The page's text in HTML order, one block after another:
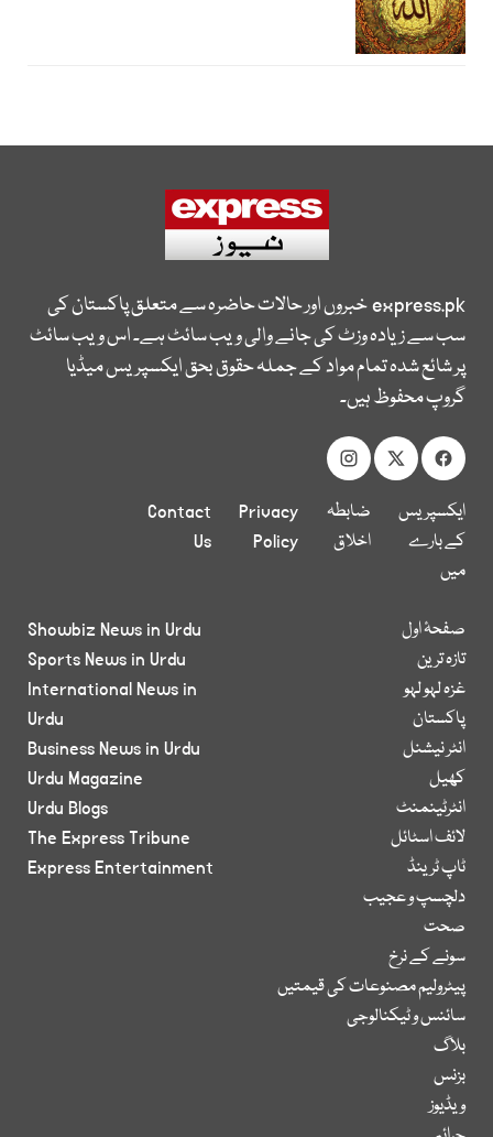
express.pkخبروں اور حالات حاضرہ سے متعلق پاکستان کی
سب سے زیادہ وزٹ کی جانے والی ویب سائٹ ہے۔ اس ویب سائٹ
پر شائع شدہ تمام مواد کے جملہ حقوق بحق ایکسپریس میڈیا
گروپ محفوظ ہیں۔
ایکسپریس
کے بارے
میں
ضابطہ
اخلاق
Privacy
Policy
Contact
Us
صفحۂ اول
تازہ ترین
غزہ لہو لہو
پاکستان
انٹر نیشنل
کھیل
انٹرٹینمنٹ
لائف اسٹائل
ٹاپ ٹرینڈ
دلچسپ و عجیب
صحت
سونے کے نرخ
پیٹرولیم مصنوعات کی قیمتیں
سائنس و ٹیکنالوجی
بلاگ
بزنس
ویڈیوز
Showbiz News in Urdu
Sports News in Urdu
International News in
Urdu
Business News in Urdu
Urdu Magazine
Urdu Blogs
The Express Tribune
Express Entertainment